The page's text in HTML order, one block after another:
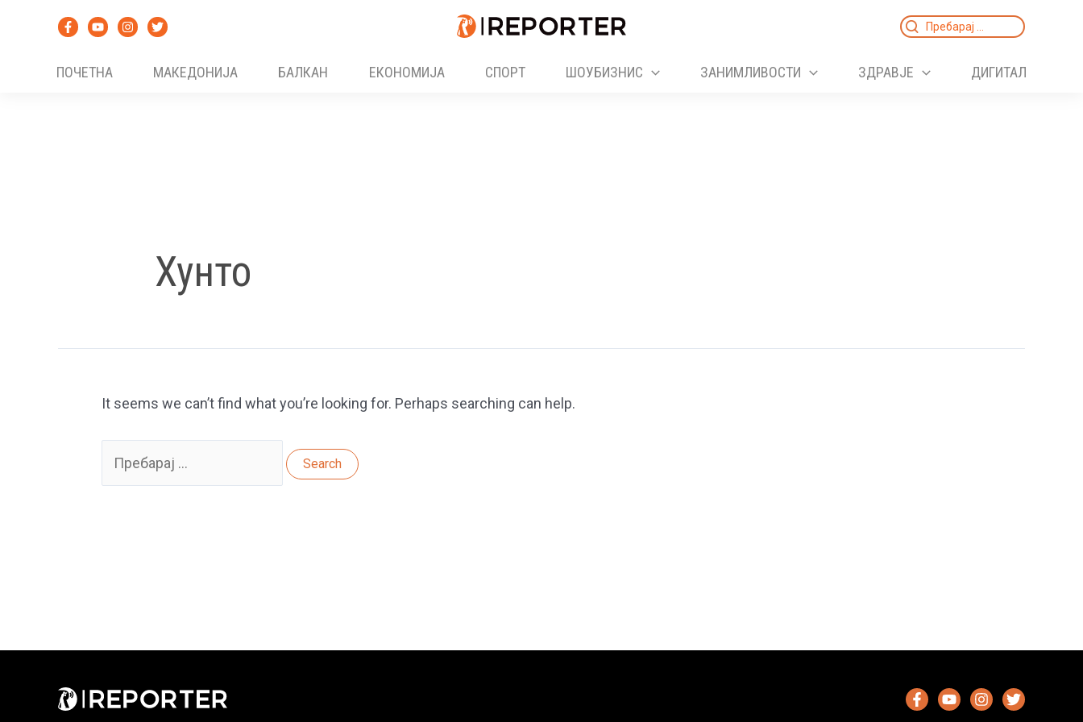
Search
ПОЧЕТНА
МАКЕДОНИЈА БАЛКАН ЕКОНОМИЈА СПОРТ ШОУБИЗНИС ЗАНИМЛИВОСТИ ЗДРАВЈЕ ДИГИТАЛ
Хунто
It seems we can’t find what you’re looking for. Perhaps searching can help.
for: